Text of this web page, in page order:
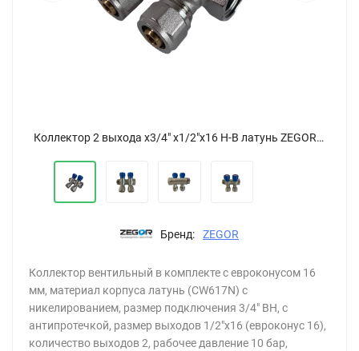
Коллектор 2 выхода х3/4" х1/2"х16 Н-В латунь ZEGOR QS-1622
Бренд: ZEGOR
Коллектор вентильный в комплекте с евроконусом 16
мм, материал корпуса латунь (CW617N) с
никелированием, размер подключения 3/4" ВН, с
антипротечкой, размер выходов 1/2"х16 (евроконус 16),
количество выходов 2, рабочее давление 10 бар,